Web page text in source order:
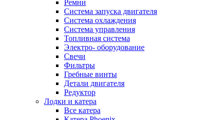
Ремни
Система запуска двигателя
Система охлаждения
Система управления
Топливная система
Электро- оборудование
Свечи
Фильтры
Гребные винты
Детали двигателя
Редуктор
Лодки и катера
Все катера